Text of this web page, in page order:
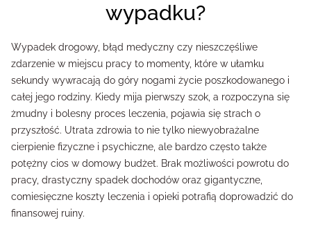
wypadku?
Wypadek drogowy, błąd medyczny czy nieszczęśliwe
zdarzenie w miejscu pracy to momenty, które w ułamku
sekundy wywracają do góry nogami życie poszkodowanego i
całej jego rodziny. Kiedy mija pierwszy szok, a rozpoczyna się
żmudny i bolesny proces leczenia, pojawia się strach o
przyszłość. Utrata zdrowia to nie tylko niewyobrażalne
cierpienie fizyczne i psychiczne, ale bardzo często także
potężny cios w domowy budżet. Brak możliwości powrotu do
pracy, drastyczny spadek dochodów oraz gigantyczne,
comiesięczne koszty leczenia i opieki potrafią doprowadzić do
finansowej ruiny.